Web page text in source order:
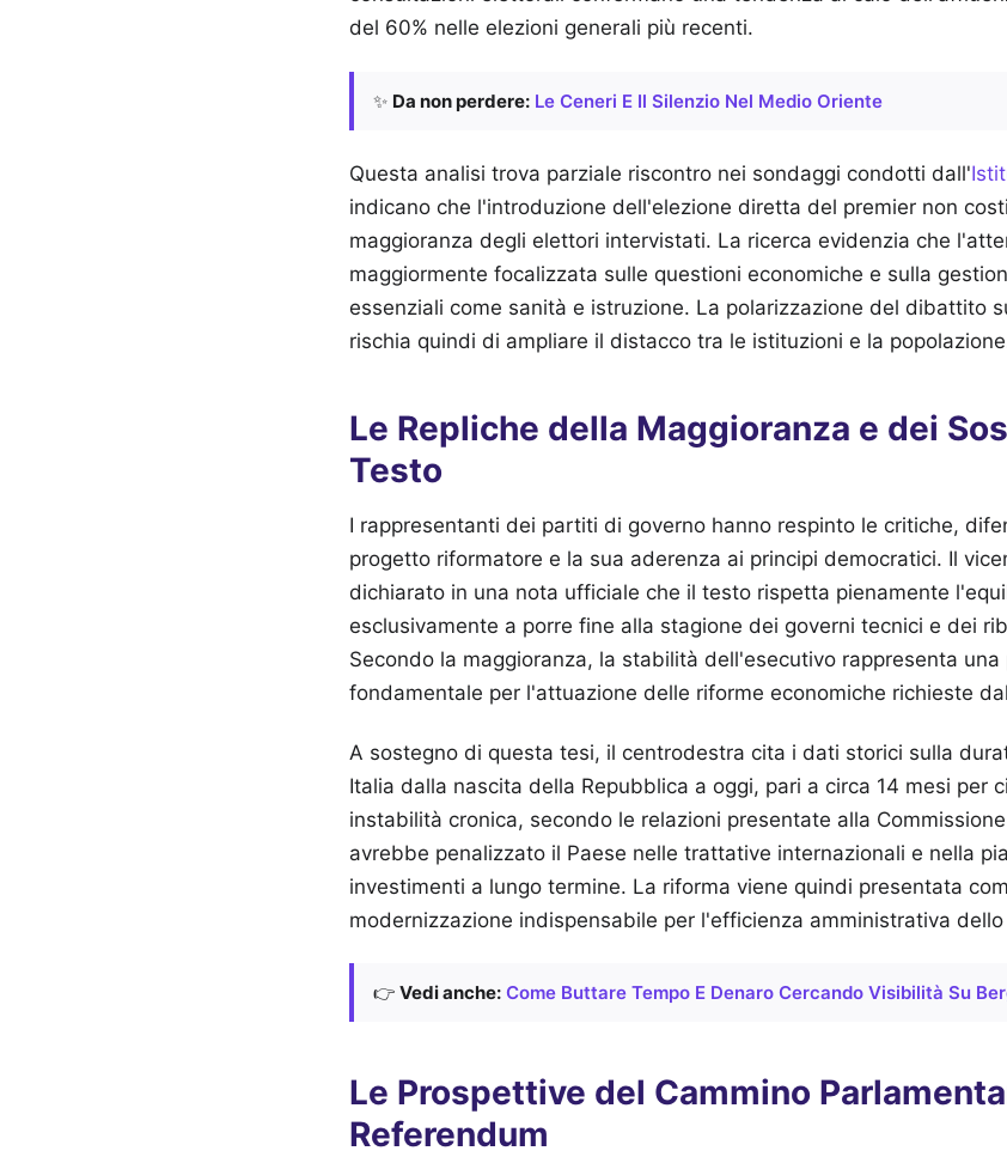
del 60% nelle elezioni generali più recenti.
✨ Da non perdere: Le Ceneri E Il Silenzio Nel Medio Oriente
Questa analisi trova parziale riscontro nei sondaggi condotti dall'
indicano che l'introduzione dell'elezione diretta del premier non
maggioranza degli elettori intervistati. La ricerca evidenzia che
maggiormente focalizzata sulle questioni economiche e sulla
essenziali come sanità e istruzione. La polarizzazione del dibattito
rischia quindi di ampliare il distacco tra le istituzioni e la
Le Repliche della Maggioranza e dei
Testo
I rappresentanti dei partiti di governo hanno respinto le critiche,
progetto riformatore e la sua aderenza ai principi democratici. Il
dichiarato in una nota ufficiale che il testo rispetta pienamente
esclusivamente a porre fine alla stagione dei governi tecnici e dei
Secondo la maggioranza, la stabilità dell'esecutivo rappresenta una
fondamentale per l'attuazione delle riforme economiche richieste
A sostegno di questa tesi, il centrodestra cita i dati storici sulla
Italia dalla nascita della Repubblica a oggi, pari a circa 14 mesi per
instabilità cronica, secondo le relazioni presentate alla
avrebbe penalizzato il Paese nelle trattative internazionali e nella
investimenti a lungo termine. La riforma viene quindi presentata
modernizzazione indispensabile per l'efficienza amministrativa
👉 Vedi anche: Come Buttare Tempo E Denaro Cercando Visibilità Su
Le Prospettive del Cammino
Referendum